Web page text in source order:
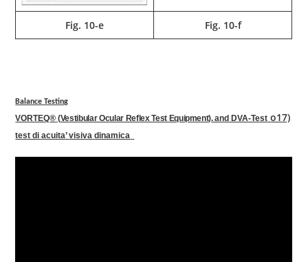
Fig. 10-e Fig. 10-f
Balance Testing
VORTEQ® (Vestibular Ocular Reflex Test Equipment).and DVA-Test o17)
test diacuita’visiva dinamica